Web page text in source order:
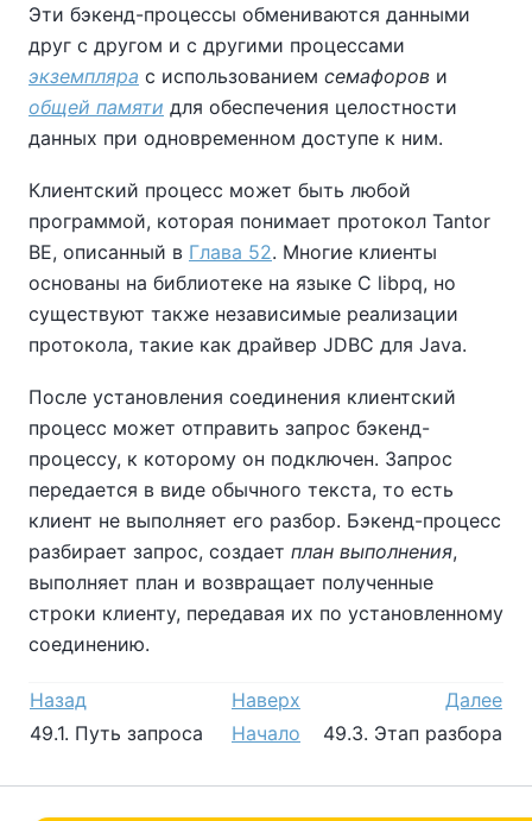
Эти бэкенд-процессы обмениваются данными
друг с другом и с другими процессами
экземпляра с использованием семафоров и
общей памяти для обеспечения целостности
данных при одновременном доступе к ним.
Клиентский процесс может быть любой
программой, которая понимает протокол Tantor
BE, описанный в Глава 52. Многие клиенты
основаны на библиотеке на языке C libpq, но
существуют также независимые реализации
протокола, такие как драйвер JDBC для Java.
После установления соединения клиентский
процесс может отправить запрос бэкенд-
процессу, к которому он подключен. Запрос
передается в виде обычного текста, то есть
клиент не выполняет его разбор. Бэкенд-процесс
разбирает запрос, создает план выполнения,
выполняет план и возвращает полученные
строки клиенту, передавая их по установленному
соединению.
Назад Наверх
Далее
49.1. Путь запроса
Начало 49.3. Этап разбора